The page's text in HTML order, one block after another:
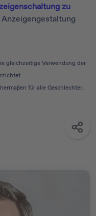
zu
gleichzeitige Verwendung der
für alle Geschlechter.